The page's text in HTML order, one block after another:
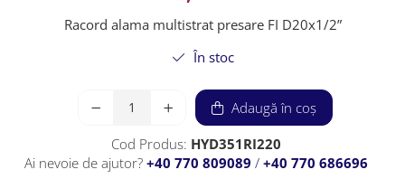
Racord alama multistrat presare FI D20x1/2”
În stoc
Adaugă în coș
Cod Produs: HYD351RI220
Ai nevoie de ajutor? +40 770 809089 / +40 770 686696